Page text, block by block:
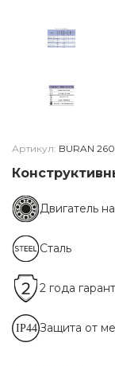
Артикул: BURAN
Двигатель
Сталь
2 года
Защита от